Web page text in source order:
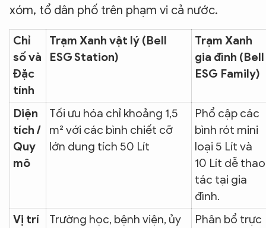
xóm, tổ dân phố trên phạm vi cả nước.
Chỉ
số và
Đặc
tính
Trạm Xanh vật lý (Bell
ESG Station)
Trạm Xanh
gia đình (Bell
ESG Family)
Diện
tích /
Quy
mô
Tối ưu hóa chỉ khoảng 1,5
m² với các bình chiết cỡ
lớn dung tích 50 Lít
Phổ cập các
bình rót mini
loại 5 Lít và
10 Lít dễ thao
tác tại gia
đình.
Vị trí
Trường học, bệnh viện, ủy
Phân bổ trực